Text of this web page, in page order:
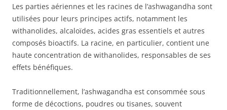
Les parties aériennes et les racines de l’ashwagandha sont
utilisées pour leurs principes actifs, notamment les
withanolides, alcaloïdes, acides gras essentiels et autres
composés bioactifs. La racine, en particulier, contient une
haute concentration de withanolides, responsables de ses
effets bénéfiques.
Traditionnellement, l’ashwagandha est consommée sous
forme de décoctions, poudres ou tisanes, souvent